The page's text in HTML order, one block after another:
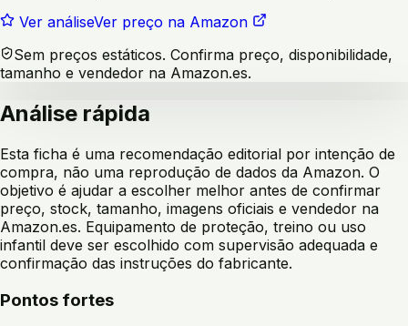
Ver análiseVer preço na Amazon
Sem preços estáticos. Confirma preço, disponibilidade,
tamanho e vendedor na Amazon.es.
Análise rápida
Esta ficha é uma recomendação editorial por intenção de
compra, não uma reprodução de dados da Amazon. O
objetivo é ajudar a escolher melhor antes de confirmar
preço, stock, tamanho, imagens oficiais e vendedor na
Amazon.es. Equipamento de proteção, treino ou uso
infantil deve ser escolhido com supervisão adequada e
confirmação das instruções do fabricante.
Pontos fortes